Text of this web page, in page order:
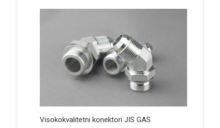
Visokokvalitetni konektori JIS GAS